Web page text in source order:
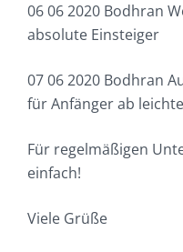
06 06 2020 Bodhran
absolute Einsteiger
07 06 2020 Bodhran
für Anfänger ab
Für regelmäßigen
einfach!
Viele Grüße